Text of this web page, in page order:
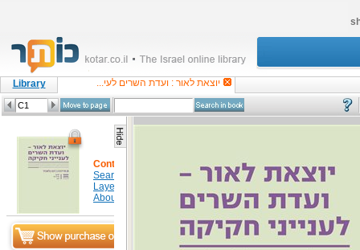
Library יוצאת לאור : ועדת השרים לעי...
Content
Search in item
Layers
About